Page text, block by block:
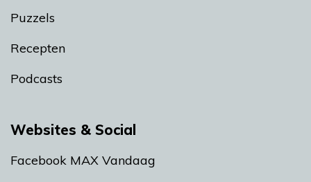
Puzzels
Recepten
Podcasts
Websites & Social
Facebook MAX Vandaag